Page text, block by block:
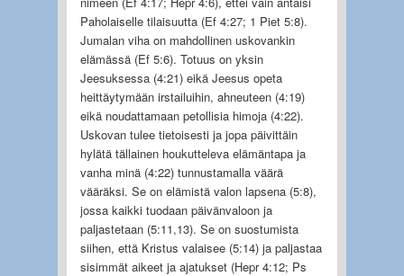
Paholaiselle tilaisuutta (Ef 4:27; 1 Piet 5:8).
Jumalan viha on mahdollinen uskovankin
elämässä (Ef 5:6). Totuus on yksin
Jeesuksessa (4:21) eikä Jeesus opeta
heittäytymään irstailuihin, ahneuteen (4:19)
eikä noudattamaan petollisia himoja (4:22).
Uskovan tulee tietoisesti ja jopa päivittäin
hylätä tällainen houkutteleva elämäntapa ja
vanha minä (4:22) tunnustamalla väärä
vääräksi. Se on elämistä valon lapsena (5:8),
jossa kaikki tuodaan päivänvaloon ja
paljastetaan (5:11,13). Se on suostumista
siihen, että Kristus valaisee (5:14) ja paljastaa
sisimmät aikeet ja ajatukset (Hepr 4:12; Ps